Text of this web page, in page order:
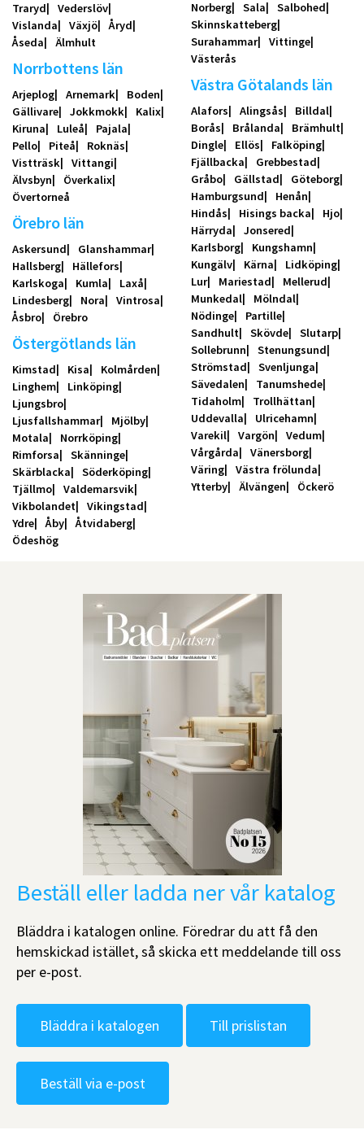
Traryd
Vederslöv
Vislanda
Växjö
Åryd
Åseda
Älmhult
Norrbottens län
Arjeplog Arnemark
Boden
Gällivare
Jokkmokk
Kalix
Kiruna
Luleå
Pajala
Pello
Piteå
Roknäs
Vistträsk
Vittangi
Älvsbyn
Överkalix
Övertorneå
Örebro län
Askersund
Glanshammar
Hallsberg
Hällefors
Karlskoga
Kumla
Laxå
Lindesberg
Nora
Vintrosa
Åsbro
Örebro
Östergötlands län
Kimstad Kisa
Kolmården
Linghem
Linköping
Ljungsbro
Ljusfallshammar
Mjölby
Motala
Norrköping
Rimforsa
Skänninge
Skärblacka
Söderköping
Tjällmo
Valdemarsvik
Vikbolandet
Vikingstad
Ydre
Åby
Åtvidaberg
Ödeshög
Norberg
Sala
Salbohed
Skinnskatteberg
Surahammar
Vittinge
Västerås
Västra Götalands län
Alafors Alingsås
Billdal
Borås
Brålanda
Brämhult
Dingle
Ellös
Falköping
Fjällbacka
Grebbestad
Gråbo
Gällstad
Göteborg
Hamburgsund
Henån
Hindås
Hisings backa
Hjo
Härryda
Jonsered
Karlsborg
Kungshamn
Kungälv
Kärna
Lidköping
Lur
Mariestad
Mellerud
Munkedal
Mölndal
Nödinge
Partille
Sandhult
Skövde
Slutarp
Sollebrunn
Stenungsund
Strömstad
Svenljunga
Sävedalen
Tanumshede
Tidaholm
Trollhättan
Uddevalla
Ulricehamn
Varekil
Vargön
Vedum
Vårgårda
Vänersborg
Väring
Västra frölunda
Ytterby
Älvängen Öckerö
Beställ eller ladda ner vår katalog
Bläddra i katalogen online. Föredrar du att få den
hemskickad istället, så skicka ett meddelande till oss
per e-post.
Bläddra i katalogen Till prislistan
Beställ via e-post